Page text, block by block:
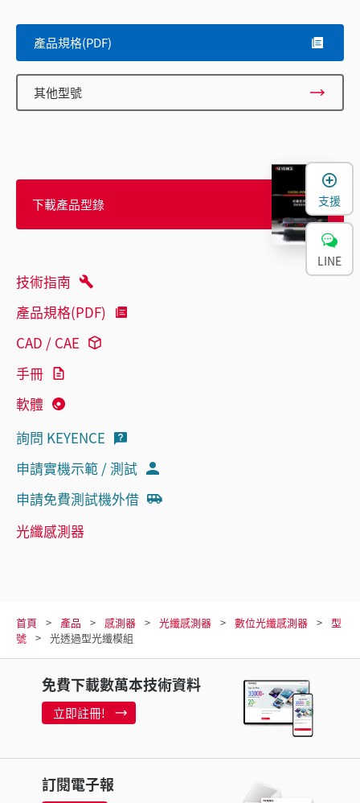
產品規格(PDF)
其他型號
下載產品型錄
技術指南
產品規格(PDF)
CAD / CAE
手冊
軟體
詢問 KEYENCE
申請實機示範 / 測試
申請免費測試機外借
光纖感測器
首頁 產品 感測器 光纖感測器 數位光纖感測器
型
號
光透過型光纖模組
免費下載數萬本技術資料
立即註冊!
訂閱電子報
支援
LINE